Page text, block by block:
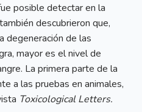
posible detectar en la
descubrieron que,
degeneración de las
mayor es el nivel de
La primera parte de la
a las pruebas en animales,
Toxicological Letters.